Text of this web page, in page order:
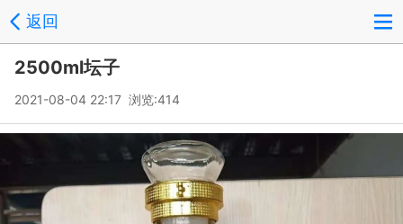
返回
2500ml坛子
2021-08-04 22:17 浏览:414